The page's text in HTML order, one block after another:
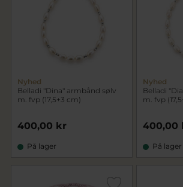
Nyhed
Belladi "Dina" armbånd sølv
m. fvp (17,5+3 cm)
400,00 kr
På lager
Nyhed
Belladi
m. fvp
400,00
På lager